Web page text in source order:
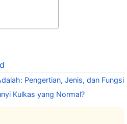
Pengertian, Jenis, dan Fungsi
Kulkas yang Normal?